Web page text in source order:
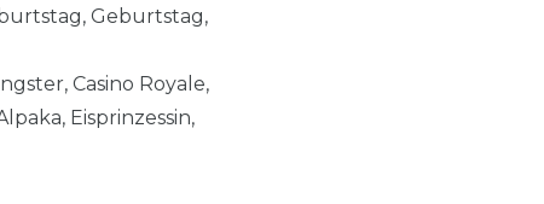
Geburtstag,
Casino Royale,
Eisprinzessin,